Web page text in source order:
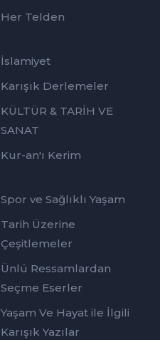
Her Telden
İslamiyet
Karışık Derlemeler
KÜLTÜR & TARİH VE
SANAT
Kur-an'ı Kerim
Spor ve Sağlıklı Yaşam
Tarih Üzerine
Çeşitlemeler
Ünlü Ressamlardan
Seçme Eserler
Yaşam Ve Hayat ile İlgili
Karışık Yazılar